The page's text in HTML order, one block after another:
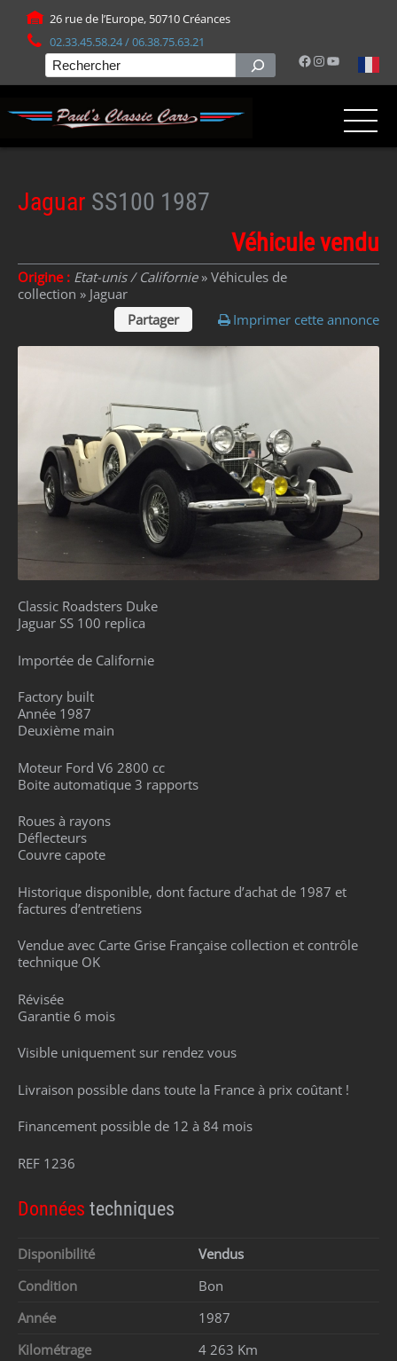
26 rue de l’Europe, 50710 Créances
02.33.45.58.24 / 06.38.75.63.21
Facebook
Instagram
YouTube
Rechercher
Jaguar SS100 1987
Véhicule vendu
Origine : Etat-unis / Californie» Véhicules de
collection » Jaguar
Partager
Imprimer cette annonce
Classic Roadsters Duke
Jaguar SS 100 replica
Importée de Californie
Factory built
Année 1987
Deuxième main
Moteur Ford V6 2800 cc
Boite automatique 3 rapports
Roues à rayons
Déflecteurs
Couvre capote
Historique disponible, dont facture d’achat de 1987 et
factures d’entretiens
Vendue avec Carte Grise Française collection et contrôle
technique OK
Révisée
Garantie 6 mois
Visible uniquement sur rendez vous
Livraison possible dans toute la France à prix coûtant !
Financement possible de 12 à 84 mois
REF 1236
Données techniques
Disponibilité
Vendus
Condition
Bon
Année
1987
Kilométrage
4 263 Km
Panneau de gestion des cookies